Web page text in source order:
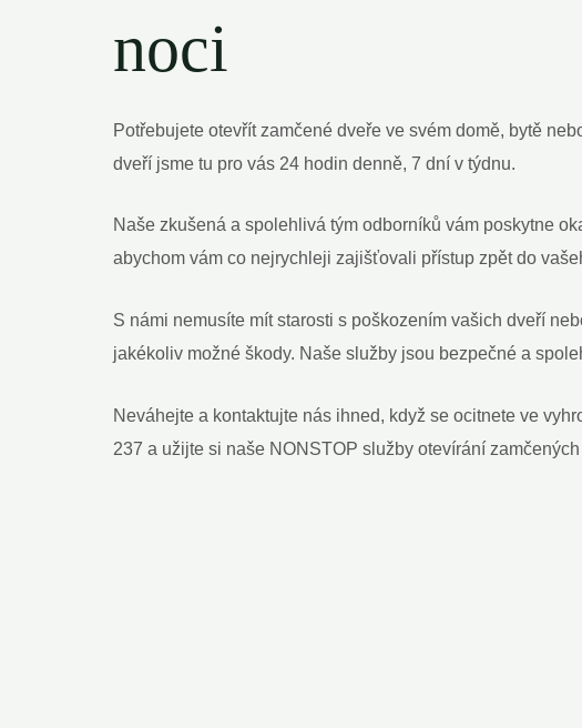
noci
Potřebujete otevřít zamčené dveře ve svém domě, bytě
dveří jsme tu pro vás 24 hodin denně, 7 dní v týdnu.
Naše zkušená a spolehlivá tým odborníků vám poskytne
abychom vám co nejrychleji zajišťovali přístup zpět do
S námi nemusíte mít starosti s poškozením vašich dveří
jakékoliv možné škody. Naše služby jsou bezpečné a
Neváhejte a kontaktujte nás ihned, když se ocitnete ve
237 a užijte si naše NONSTOP služby otevírání